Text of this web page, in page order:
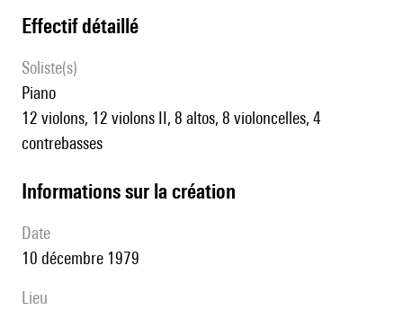
effectif détaillé
Soliste(s)
piano
12 violons, 12 violons II, 8 altos, 8 violoncelles, 4
contrebasses
informations sur la création
date
10 décembre 1979
lieu